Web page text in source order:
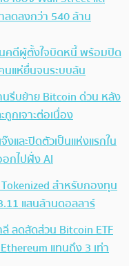
ดลงกว่า 540 ล้าน
คดีผู้ตั้งใจบิดหนี้ พร้อมปิด
แห่ยื่นจนระบบล้น
นรีบย้าย Bitcoin ด่วน หลัง
ถูกเจาะต่อเนื่อง
งและปิดตัวเป็นแห่งแรกใน
กไปฝั่ง AI
สำหรับกองทุน
แสนล้านดอลลาร์
ลดสัดส่วน Bitcoin ETF
แทนถึง 3 เท่า